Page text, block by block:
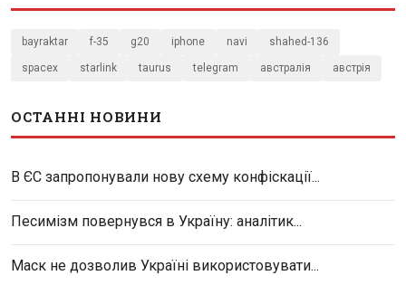
bayraktar f-35 g20 iphone navi shahed-136
spacex starlink taurus telegram австралія австрія
ОСТАННІ НОВИНИ
В ЄС запропонували нову схему конфіскації...
Песимізм повернувся в Україну: аналітик...
Маск не дозволив Україні використовувати...